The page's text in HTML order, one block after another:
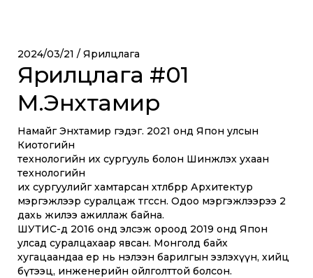
2024/03/21 / Ярилцлага
Ярилцлага #01
М.Энхтамир
Намайг Энхтамир гэдэг. 2021 онд Япон улсын
Киотогийн
технологийн их сургууль болон Шинжлэх ухаан
технологийн
их сургуулийг хамтарсан хөтөлбөрөөр Архитектур
мэргэжлээр суралцаж төгссөн. Одоо мэргэжлээрээ 2
дахь жилээ ажиллаж байна.
ШУТИС-д 2016 онд элсэж ороод 2019 онд Япон
улсад суралцахаар явсан. Монголд байх
хугацаандаа ер нь нэлээн барилгын эзлэхүүн, хийц
бүтээц, инженерийн ойлголттой болсон.